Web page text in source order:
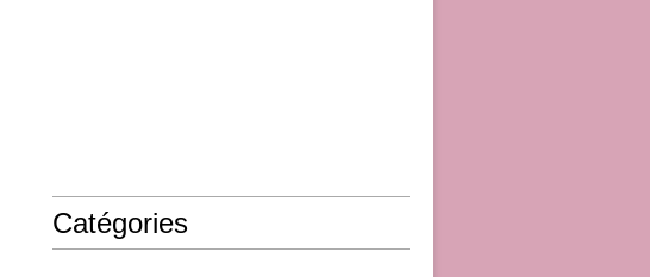
Catégories